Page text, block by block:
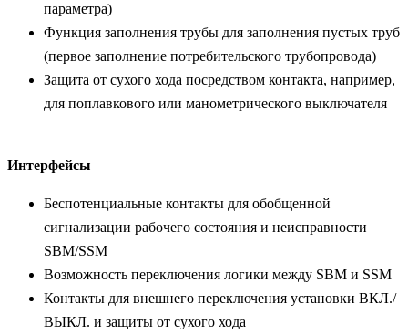
параметра)
Функция заполнения трубы для заполнения пустых труб
(первое заполнение потребительского трубопровода)
Защита от сухого хода посредством контакта, например,
для поплавкового или манометрического выключателя
Интерфейсы
Беспотенциальные контакты для обобщенной
сигнализации рабочего состояния и неисправности
SBM/SSM
Возможность переключения логики между SBM и SSM
Контакты для внешнего переключения установки ВКЛ./
ВЫКЛ. и защиты от сухого хода